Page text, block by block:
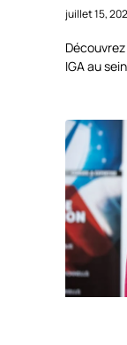
juillet 15,
IGA au